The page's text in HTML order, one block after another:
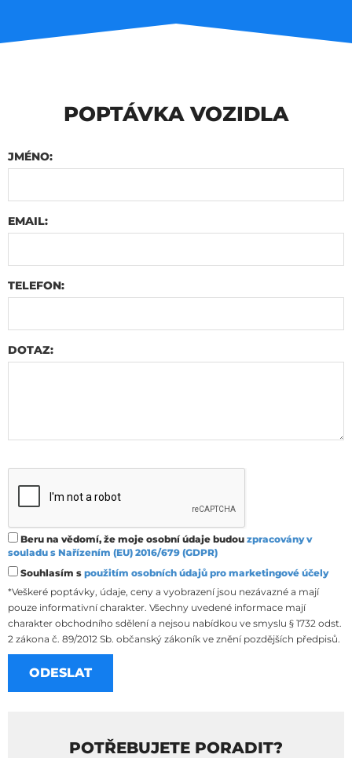
POPTÁVKA VOZIDLA
JMÉNO:
EMAIL:
TELEFON:
DOTAZ:
Beru na vědomí, že moje osobní údaje budou zpracovány v
souladu s Nařízením (EU) 2016/679 (GDPR)
Souhlasím s použitím osobních údajů pro marketingové účely
*Veškeré poptávky, údaje, ceny a vyobrazení jsou nezávazné a mají
pouze informativní charakter. Všechny uvedené informace mají
charakter obchodního sdělení a nejsou nabídkou ve smyslu § 1732 odst.
2 zákona č. 89/2012 Sb. občanský zákoník ve znění pozdějších předpisů.
POTŘEBUJETE PORADIT?